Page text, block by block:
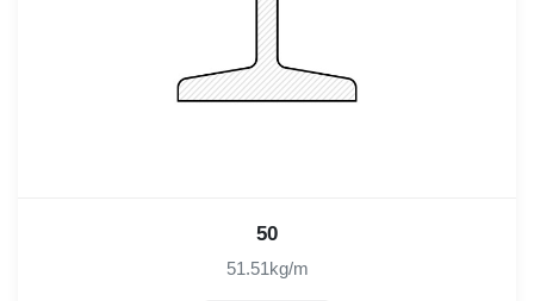
50
51.51kg/m